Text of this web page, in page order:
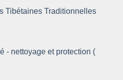
Tibétaines Traditionnelles
- nettoyage et protection (